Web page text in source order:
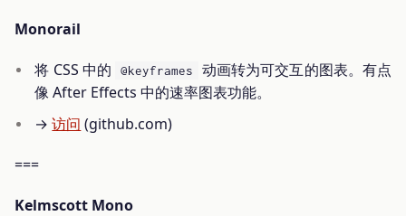
Monorail
将 CSS 中的 @keyframes
动画转为可交互的图表。有点
像 After Effects 中的速率图表功能。
→访问 (github.com)
===
Kelmscott Mono